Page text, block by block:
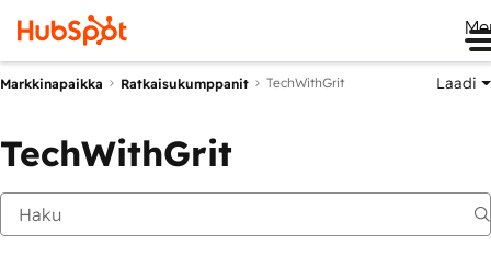
Markkinapaikka Ratkaisukumppanit TechWithGrit Laadi
TechWithGrit